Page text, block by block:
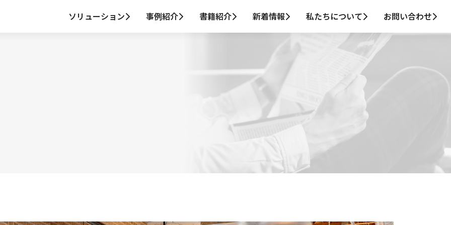
ソリューション 事例紹介 書籍紹介 新着情報 私たちについて お問い合わせ